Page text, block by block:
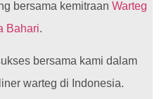
bersama kemitraan Warteg
Bahari.
bersama kami dalam
warteg di Indonesia.